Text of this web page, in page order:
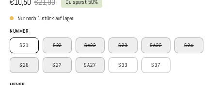
€10,50 €21,00 Du sparst 50%
Nur noch 1stück auf lager
NUMMER
S21 S22 SA22 S23 SA23 S24
S26 S27 SA27 S33 S37